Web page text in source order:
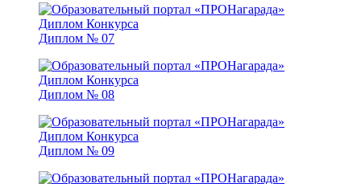
Диплом № 07
Диплом № 08
Диплом № 09